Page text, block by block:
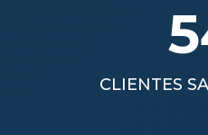
CLIENTES